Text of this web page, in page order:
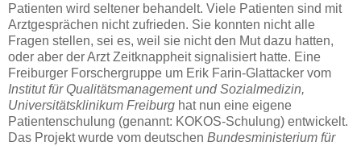
Patienten wird seltener behandelt. Viele Patienten sind mit
Arztgesprächen nicht zufrieden. Sie konnten nicht alle
Fragen stellen, sei es, weil sie nicht den Mut dazu hatten,
oder aber der Arzt Zeitknappheit signalisiert hatte. Eine
Freiburger Forschergruppe um Erik Farin-Glattacker vom
Institut für Qualitätsmanagement und Sozialmedizin,
Universitätsklinikum Freiburg hat nun eine eigene
Patientenschulung (genannt: KOKOS-Schulung) entwickelt.
Das Projekt wurde vom deutschen Bundesministerium für